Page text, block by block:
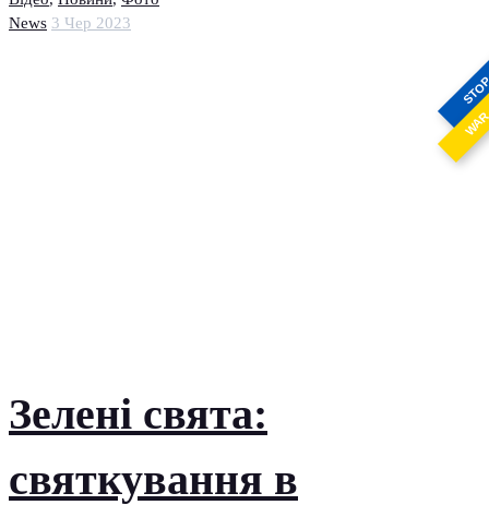
News 3 Чер 2023
Зелені свята:
святкування в